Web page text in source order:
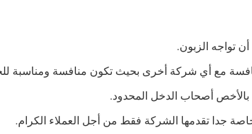
تواجه الزبون.
مع أي شركة أخرى بحيث تكون منافسة ومناسبة
بالأخص أصحاب الدخل المحدود.
تقدمها الشركة فقط من أجل العملاء الكرام.